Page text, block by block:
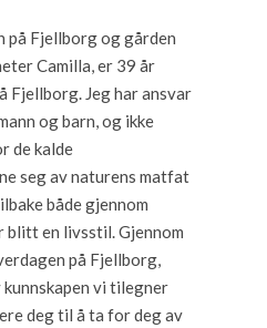
på Fjellborg og gården
Camilla, er 39 år
Fjellborg. Jeg har ansvar
og barn, og ikke
de kalde
seg av naturens matfat
både gjennom
blitt en livsstil. Gjennom
på Fjellborg,
kunnskapen vi tilegner
deg til å ta for deg av